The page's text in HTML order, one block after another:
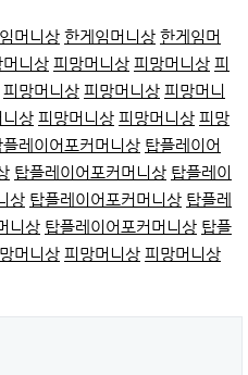
머니상 한게임머니상 한게임머
니상 피망머니상 피망머니상 피
피망머니상 피망머니상 피망머니
상 피망머니상 피망머니상 피망
플레이어포커머니상 탑플레이어
탑플레이어포커머니상 탑플레이
상 탑플레이어포커머니상 탑플레
니상 탑플레이어포커머니상 탑플
머니상 피망머니상 피망머니상